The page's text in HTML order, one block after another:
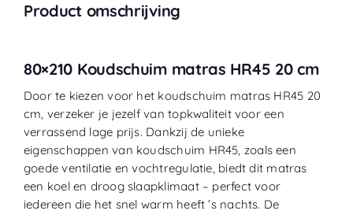
Product omschrijving
80×210 Koudschuim matras HR45 20 cm
Door te kiezen voor het koudschuim matras HR45 20
cm, verzeker je jezelf van topkwaliteit voor een
verrassend lage prijs. Dankzij de unieke
eigenschappen van koudschuim HR45, zoals een
goede ventilatie en vochtregulatie, biedt dit matras
een koel en droog slaapklimaat – perfect voor
iedereen die het snel warm heeft ’s nachts. De